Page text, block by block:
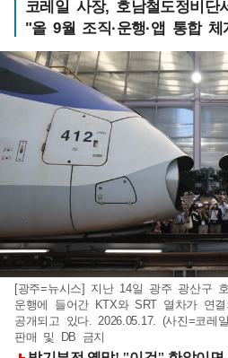
코레일 사장, 호남철도정비단
"올 9월 조직·운행·앱 통합
[광주=뉴시스] 지난 14일 광주 광산구
운행에 들어간 KTX와 SRT 열차가 연
공개되고 있다. 2026.05.17. (사진=코레
판매 및 DB 금지